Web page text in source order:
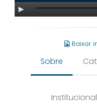
Baixar
Sobre
Institucional